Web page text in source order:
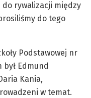
do rywalizacji między
do tego
Podstawowej nr
Edmund
Kania,
w temat.